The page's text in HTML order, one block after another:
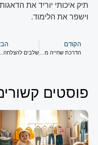
תיק איכותי יוריד את הדאגות
וישפר את הלימוד.
הקודם
הדרכת שחייה מקצועית עם דגש על בטיחות
הבא
שלבים להצלחה בלימוד מיומנויות שחייה לילדים
פוסטים קשורים